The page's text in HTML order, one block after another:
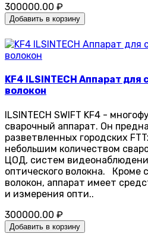
300000.00 ₽
Добавить в корзину
KF4 ILSINTECH Аппарат
волокон
ILSINTECH SWIFT KF4 -
сварочный аппарат. Он
разветвленных городских
небольшим количеством
ЦОД, систем
оптического волокна. Кроме
волокон, аппарат имеет
и измерения опти..
300000.00 ₽
Добавить в корзину